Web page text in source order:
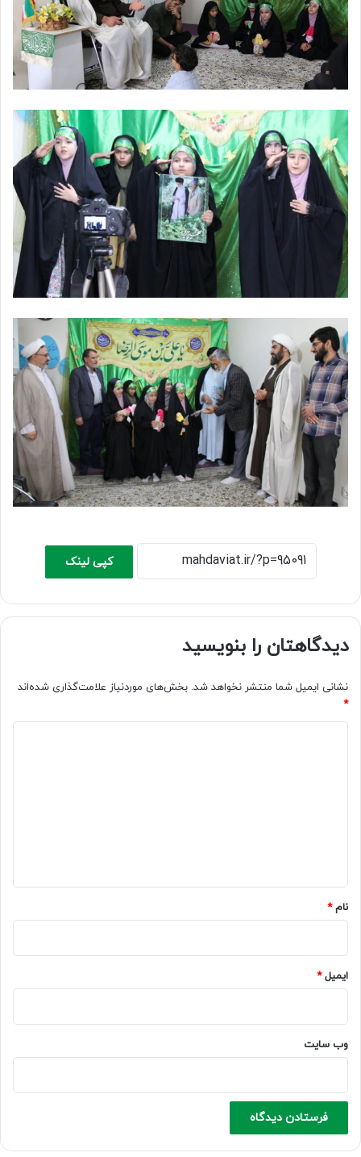
کپی لینک
دیدگاهتان را بنویسید
نشانی ایمیل شما منتشر نخواهد شد. بخش‌های موردنیاز علامت‌گذاری شده‌اند
*
نام*
ایمیل*
وب‌ سایت